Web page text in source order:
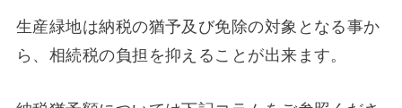
生産緑地は納税の猶予及び免除の対象となる事か
ら、相続税の負担を抑えることが出来ます。